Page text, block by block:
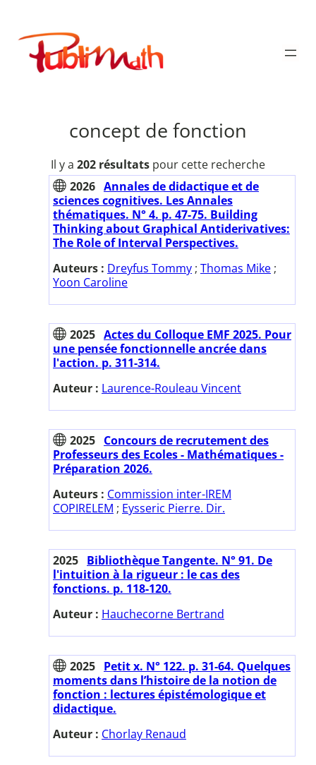
contenu
Publimath
concept de fonction
Il y a 202 résultats pour cette recherche
2026 Annales de didactique et de
sciences cognitives. Les Annales
thématiques. N° 4. p. 47-75. Building
Thinking about Graphical Antiderivatives:
The Role of Interval Perspectives.
Auteurs : Dreyfus Tommy ; Thomas Mike ;
Yoon Caroline
2025 Actes du Colloque EMF 2025. Pour
une pensée fonctionnelle ancrée dans
l'action. p. 311-314.
Auteur : Laurence-Rouleau Vincent
2025 Concours de recrutement des
Professeurs des Ecoles - Mathématiques -
Préparation 2026.
Auteurs : Commission inter-IREM
COPIRELEM ; Eysseric Pierre. Dir.
2025 Bibliothèque Tangente. N° 91. De
l'intuition à la rigueur : le cas des
fonctions. p. 118-120.
Auteur : Hauchecorne Bertrand
2025 Petit x. N° 122. p. 31-64. Quelques
moments dans l’histoire de la notion de
fonction : lectures épistémologique et
didactique.
Auteur : Chorlay Renaud